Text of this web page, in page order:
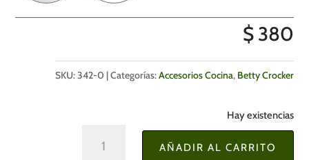
$380
SKU:342-0 Categorías:Accesorios Cocina, Betty Crocker
Hay existencias
Medidoras
AÑADIR AL CARRITO